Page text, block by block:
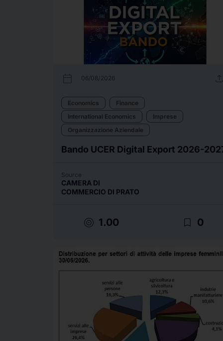
calendar_today 06/08/2026
Economics
Finance
International Economics
Imprese
Organizzazione Aziendale
Bando UCER Digital Export 2026-
Source
CAMERA DI
COMMERCIO DI PRATO
target 1.00 bookmark_border 0